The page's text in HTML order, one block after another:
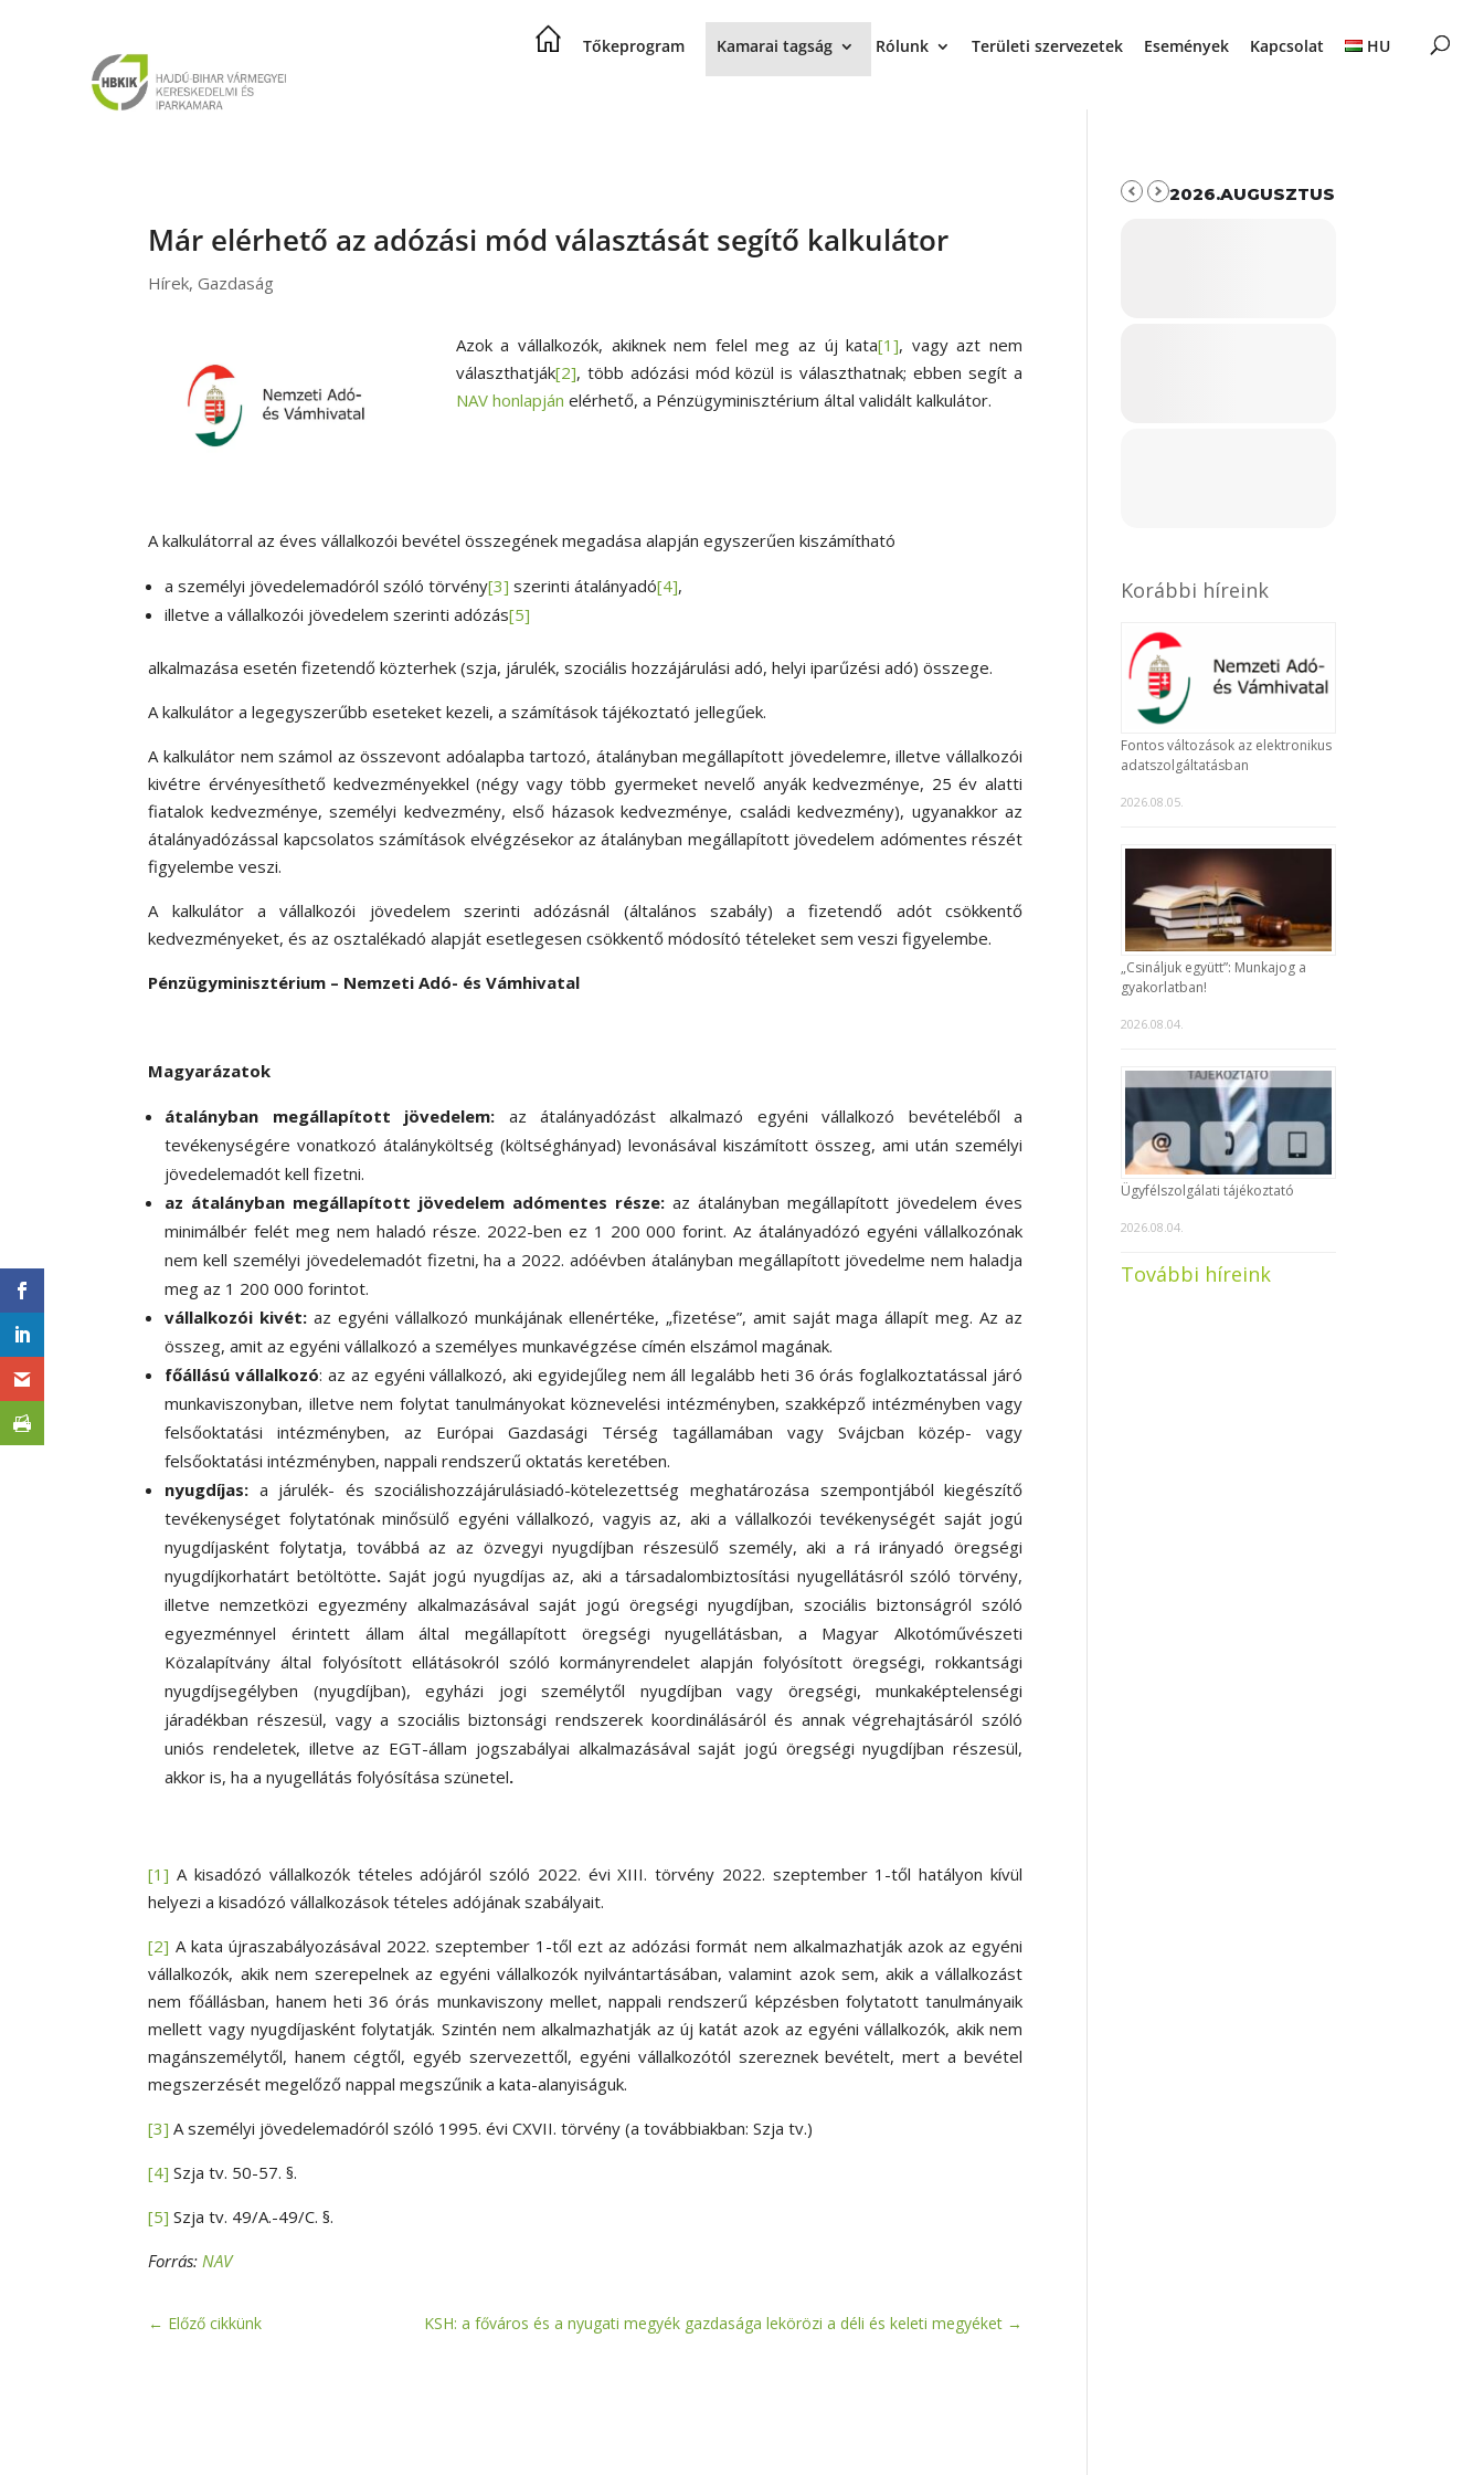
Tőkeprogram Kamarai tagság Rólunk Területi szervezetek Események Kapcsolat HU
Már elérhető az adózási mód választását segítő kalkulátor
Hírek,Gazdaság
Azok a vállalkozók, akiknek nem felel meg az új kata[1], vagy azt nem
választhatják[2], több adózási mód közül is választhatnak; ebben segít a
NAV honlapján elérhető, a Pénzügyminisztérium által validált kalkulátor.
A kalkulátorral az éves vállalkozói bevétel összegének megadása alapján egyszerűen kiszámítható
a személyi jövedelemadóról szóló törvény[3] szerinti átalányadó[4],
illetve a vállalkozói jövedelem szerinti adózás[5]
alkalmazása esetén fizetendő közterhek (szja, járulék, szociális hozzájárulási adó, helyi iparűzési adó) összege.
A kalkulátor a legegyszerűbb eseteket kezeli, a számítások tájékoztató jellegűek.
A kalkulátor nem számol az összevont adóalapba tartozó, átalányban megállapított jövedelemre, illetve vállalkozói
kivétre érvényesíthető kedvezményekkel (négy vagy több gyermeket nevelő anyák kedvezménye, 25 év alatti
fiatalok kedvezménye, személyi kedvezmény, első házasok kedvezménye, családi kedvezmény), ugyanakkor az
átalányadózással kapcsolatos számítások elvégzésekor az átalányban megállapított jövedelem adómentes részét
figyelembe veszi.
A kalkulátor a vállalkozói jövedelem szerinti adózásnál (általános szabály) a fizetendő adót csökkentő
kedvezményeket, és az osztalékadó alapját esetlegesen csökkentő módosító tételeket sem veszi figyelembe.
Pénzügyminisztérium – Nemzeti Adó- és Vámhivatal
Magyarázatok
átalányban megállapított jövedelem:
az átalányadózást alkalmazó egyéni vállalkozó bevételéből a
tevékenységére vonatkozó átalányköltség (költséghányad) levonásával kiszámított összeg, ami után személyi
jövedelemadót kell fizetni.
az átalányban megállapított jövedelem adómentes része: az átalányban megállapított jövedelem éves
minimálbér felét meg nem haladó része. 2022-ben ez 1 200 000 forint. Az átalányadózó egyéni vállalkozónak
nem kell személyi jövedelemadót fizetni, ha a 2022. adóévben átalányban megállapított jövedelme nem haladja
meg az 1 200 000 forintot.
vállalkozói kivét: az egyéni vállalkozó munkájának ellenértéke, „fizetése”, amit saját maga állapít meg. Az az
összeg, amit az egyéni vállalkozó a személyes munkavégzése címén elszámol magának.
főállású vállalkozó: az az egyéni vállalkozó, aki egyidejűleg nem áll legalább heti 36 órás foglalkoztatással járó
munkaviszonyban, illetve nem folytat tanulmányokat köznevelési intézményben, szakképző intézményben vagy
felsőoktatási intézményben, az Európai Gazdasági Térség tagállamában vagy Svájcban közép- vagy
felsőoktatási intézményben, nappali rendszerű oktatás keretében.
nyugdíjas: a járulék- és szociálishozzájárulásiadó-kötelezettség meghatározása szempontjából kiegészítő
tevékenységet folytatónak minősülő egyéni vállalkozó, vagyis az, aki a vállalkozói tevékenységét saját jogú
nyugdíjasként folytatja, továbbá az az özvegyi nyugdíjban részesülő személy, aki a rá irányadó öregségi
nyugdíjkorhatárt betöltötte. Saját jogú nyugdíjas az, aki a társadalombiztosítási nyugellátásról szóló törvény,
illetve nemzetközi egyezmény alkalmazásával saját jogú öregségi nyugdíjban, szociális biztonságról szóló
egyezménnyel érintett állam által megállapított öregségi nyugellátásban, a Magyar Alkotóművészeti
Közalapítvány által folyósított ellátásokról szóló kormányrendelet alapján folyósított öregségi, rokkantsági
nyugdíjsegélyben (nyugdíjban), egyházi jogi személytől nyugdíjban vagy öregségi, munkaképtelenségi
járadékban részesül, vagy a szociális biztonsági rendszerek koordinálásáról és annak végrehajtásáról szóló
uniós rendeletek, illetve az EGT-állam jogszabályai alkalmazásával saját jogú öregségi nyugdíjban részesül,
akkor is, ha a nyugellátás folyósítása szünetel.
[1] A kisadózó vállalkozók tételes adójáról szóló 2022. évi XIII. törvény 2022. szeptember 1-től hatályon kívül
helyezi a kisadózó vállalkozások tételes adójának szabályait.
[2] A kata újraszabályozásával 2022. szeptember 1-től ezt az adózási formát nem alkalmazhatják azok az egyéni
vállalkozók, akik nem szerepelnek az egyéni vállalkozók nyilvántartásában, valamint azok sem, akik a vállalkozást
nem főállásban, hanem heti 36 órás munkaviszony mellet, nappali rendszerű képzésben folytatott tanulmányaik
mellett vagy nyugdíjasként folytatják. Szintén nem alkalmazhatják az új katát azok az egyéni vállalkozók, akik nem
magánszemélytől, hanem cégtől, egyéb szervezettől, egyéni vállalkozótól szereznek bevételt, mert a bevétel
megszerzését megelőző nappal megszűnik a kata-alanyiságuk.
[3] A személyi jövedelemadóról szóló 1995. évi CXVII. törvény (a továbbiakban: Szja tv.)
[4] Szja tv. 50-57. §.
[5] Szja tv. 49/A.-49/C. §.
Forrás: NAV
← Előző cikkünk KSH: a főváros és a nyugati megyék gazdasága lekörözi a déli és keleti megyéket →
2026.AUGUSZTUS
Korábbi híreink
Fontos változások az elektronikus
adatszolgáltatásban
2026.08.05.
„Csináljuk együtt”: Munkajog a
gyakorlatban!
2026.08.04.
Ügyfélszolgálati tájékoztató
2026.08.04.
További híreink